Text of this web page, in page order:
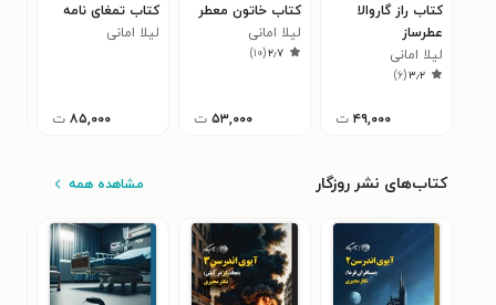
کتاب راز گاروالا
عطرساز
لیلا امانی
۳٫۲(۶)
۴۹,۰۰۰ ت
کتاب خاتون معطر
لیلا امانی
۲٫۷(۱۰)
۵۳,۰۰۰ ت
کتاب تمغای نامه
لیلا امانی
۸۵,۰۰۰ ت
کتاب‌های نشر روزگار مشاهده همه